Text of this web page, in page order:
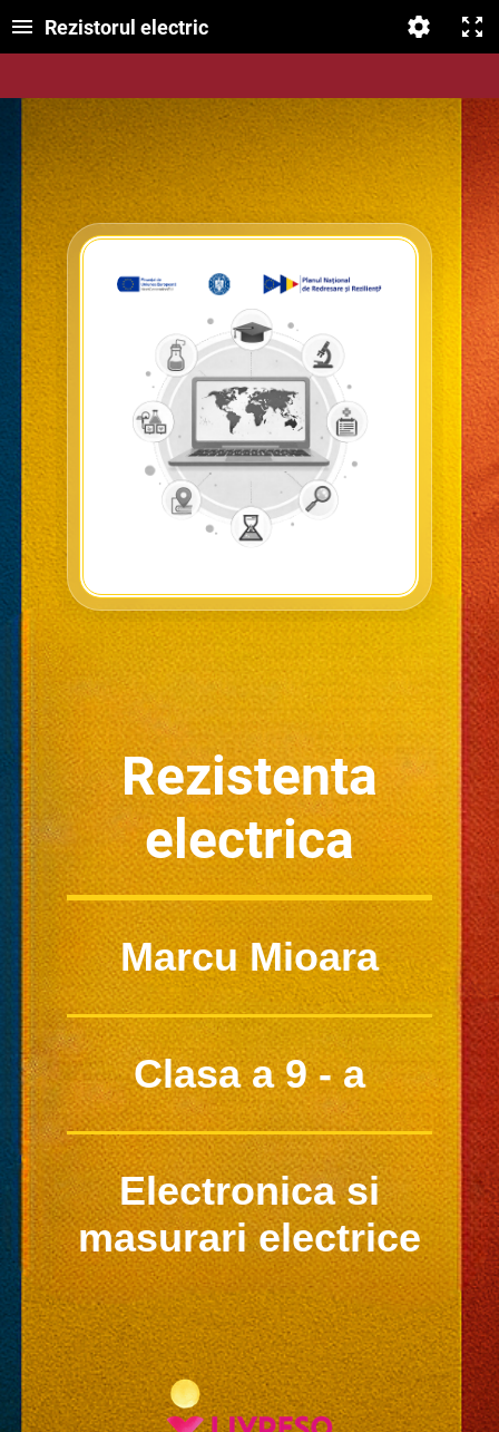
Rezistorul electric
Rezistenta
electrica
Marcu Mioara
Clasa a 9 - a
Electronica si
masurari electrice